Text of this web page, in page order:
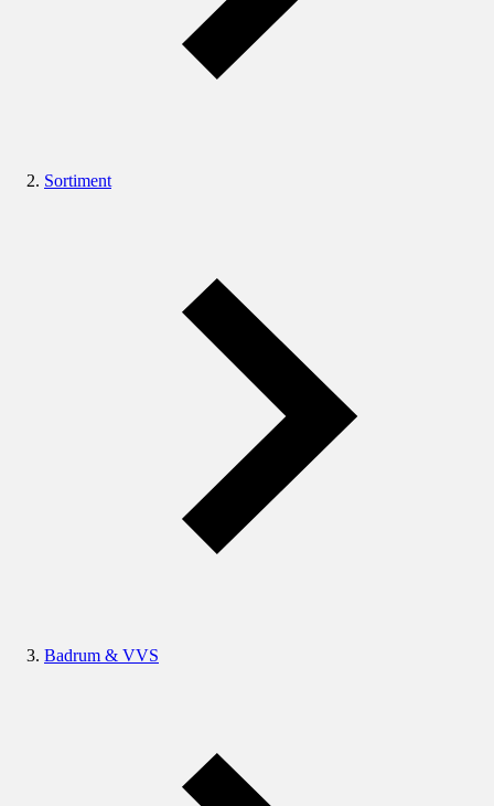
Sortiment
Badrum & VVS